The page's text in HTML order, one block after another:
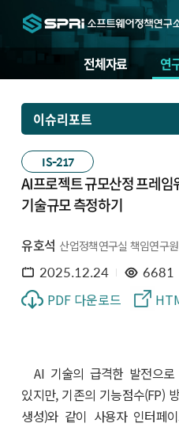
전체자료 연
이슈리포트
IS-217
AI프로젝트 규모산정 프레임
기술규모 측정하기
유호석 산업정책연구실 책임연구원
2025.12.24 6681
PDF 다운로드
AI 기술의 급격한 발전으
있지만, 기존의 기능점수(FP)
생성)와 같이 사용자 인터페